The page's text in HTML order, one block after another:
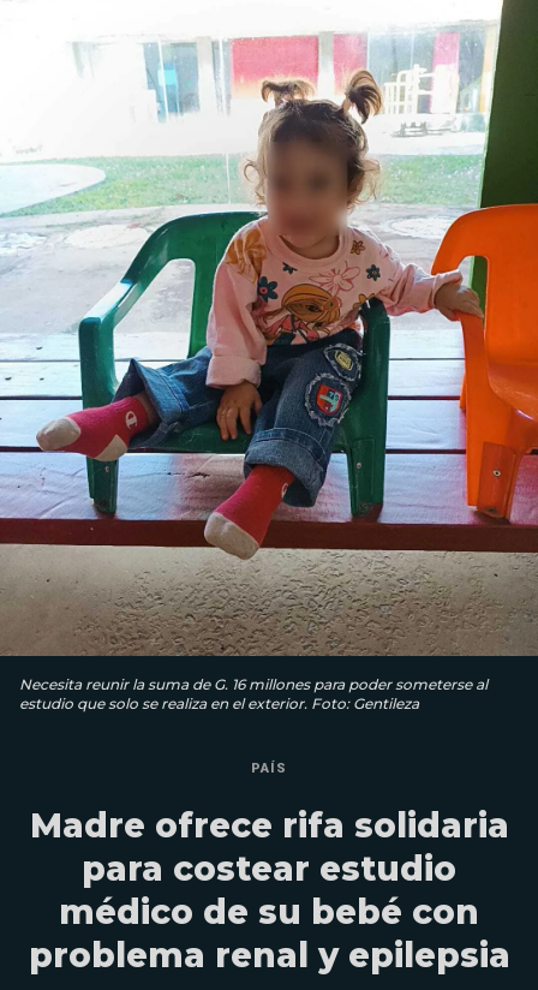
Necesita reunir la suma de G. 16 millones para poder someterse al
estudio que solo se realiza en el exterior. Foto: Gentileza
PAÍS
Madre ofrece rifa solidaria
para costear estudio
médico de su bebé con
problema renal y epilepsia